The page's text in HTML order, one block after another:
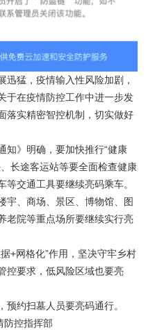
猛，疫情输入性风险加剧，
于在疫情防控工作中进一步发
落实精密智控机制，切实做好
》明确，要加快推行“健康
长途客运站等要全面检查健康
交通工具要继续亮码乘车。
、商场、景区、博物馆、图
老院等重点场所要继续实行亮
网格化”作用，坚决守牢乡村
控要求，低风险区域也要亮
约扫墓人员要亮码通行。
控指挥部